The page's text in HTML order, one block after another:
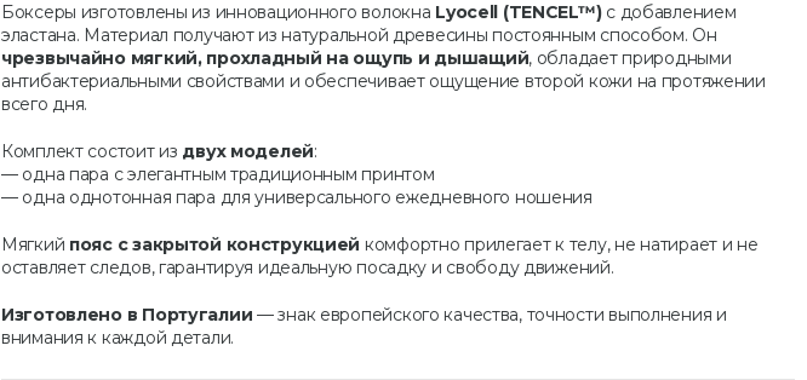
Боксеры изготовлены из инновационного волокна Lyocell (TENCEL™)с добавлением
эластана. Материал получают из натуральной древесины постоянным способом. Он
чрезвычайно мягкий, прохладный на ощупь и дышащий, обладает природными
антибактериальными свойствами и обеспечивает ощущение второй кожи на протяжении
всего дня.
Комплект состоит из двух моделей:
— одна пара с элегантным традиционным принтом
— одна однотонная пара для универсального ежедневного ношения
Мягкий пояс с закрытой конструкцией комфортно прилегает к телу, не натирает и не
оставляет следов, гарантируя идеальную посадку и свободу движений.
Изготовлено в Португалии — знак европейского качества, точности выполнения и
внимания к каждой детали.